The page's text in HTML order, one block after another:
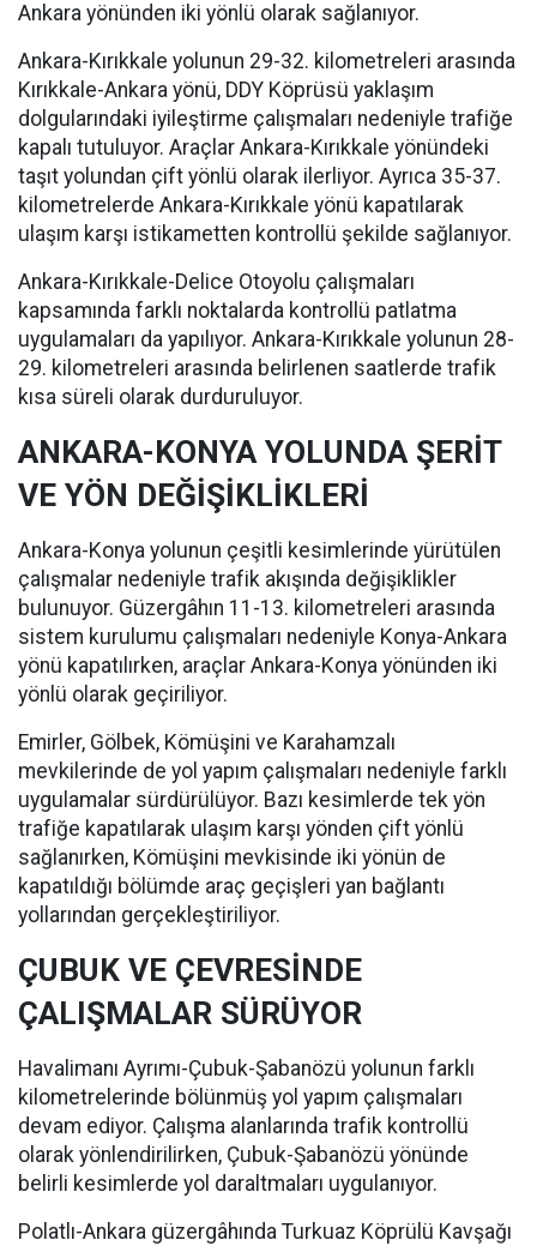
Ankara yönünden iki yönlü olarak sağlanıyor.
Ankara-Kırıkkale yolunun 29-32. kilometreleri arasında
Kırıkkale-Ankara yönü, DDY Köprüsü yaklaşım
dolgularındaki iyileştirme çalışmaları nedeniyle trafiğe
kapalı tutuluyor. Araçlar Ankara-Kırıkkale yönündeki
taşıt yolundan çift yönlü olarak ilerliyor. Ayrıca 35-37.
kilometrelerde Ankara-Kırıkkale yönü kapatılarak
ulaşım karşı istikametten kontrollü şekilde sağlanıyor.
Ankara-Kırıkkale-Delice Otoyolu çalışmaları
kapsamında farklı noktalarda kontrollü patlatma
uygulamaları da yapılıyor. Ankara-Kırıkkale yolunun 28-
29. kilometreleri arasında belirlenen saatlerde trafik
kısa süreli olarak durduruluyor.
ANKARA-KONYA YOLUNDA ŞERİT
VE YÖN DEĞİŞİKLİKLERİ
Ankara-Konya yolunun çeşitli kesimlerinde yürütülen
çalışmalar nedeniyle trafik akışında değişiklikler
bulunuyor. Güzergâhın 11-13. kilometreleri arasında
sistem kurulumu çalışmaları nedeniyle Konya-Ankara
yönü kapatılırken, araçlar Ankara-Konya yönünden iki
yönlü olarak geçiriliyor.
Emirler, Gölbek, Kömüşini ve Karahamzalı
mevkilerinde de yol yapım çalışmaları nedeniyle farklı
uygulamalar sürdürülüyor. Bazı kesimlerde tek yön
trafiğe kapatılarak ulaşım karşı yönden çift yönlü
sağlanırken, Kömüşini mevkisinde iki yönün de
kapatıldığı bölümde araç geçişleri yan bağlantı
yollarından gerçekleştiriliyor.
ÇUBUK VE ÇEVRESİNDE
ÇALIŞMALAR SÜRÜYOR
Havalimanı Ayrımı-Çubuk-Şabanözü yolunun farklı
kilometrelerinde bölünmüş yol yapım çalışmaları
devam ediyor. Çalışma alanlarında trafik kontrollü
olarak yönlendirilirken, Çubuk-Şabanözü yönünde
belirli kesimlerde yol daraltmaları uygulanıyor.
Polatlı-Ankara güzergâhında Turkuaz Köprülü Kavşağı